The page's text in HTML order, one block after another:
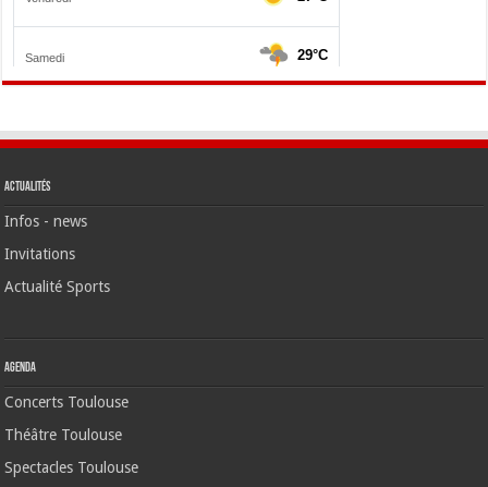
Actualités
Infos - news
Invitations
Actualité Sports
Agenda
Concerts Toulouse
Théâtre Toulouse
Spectacles Toulouse